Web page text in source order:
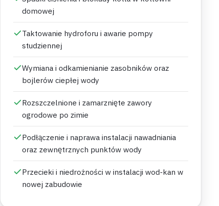
domowej
Taktowanie hydroforu i awarie pompy
studziennej
Wymiana i odkamienianie zasobników oraz
bojlerów ciepłej wody
Rozszczelnione i zamarznięte zawory
ogrodowe po zimie
Podłączenie i naprawa instalacji nawadniania
oraz zewnętrznych punktów wody
Przecieki i niedrożności w instalacji wod-kan w
nowej zabudowie